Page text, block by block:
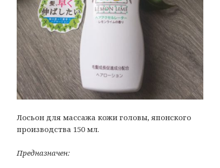
Лосьон для массажа кожи головы, японского
производства 150 мл.
Предназначен: